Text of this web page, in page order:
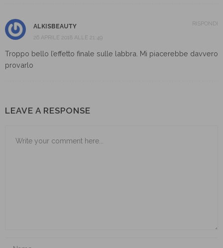
ALKISBEAUTY
26 APRILE 2018 ALLE 21:49
Troppo bello l’effetto finale sulle labbra. Mi piacerebbe davvero
provarlo
RISPONDI
LEAVE A RESPONSE